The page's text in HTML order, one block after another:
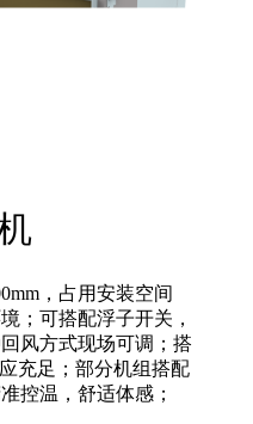
，占用安装空间
；可搭配浮子开关，
风方式现场可调；搭
充足；部分机组搭配
控温，舒适体感；